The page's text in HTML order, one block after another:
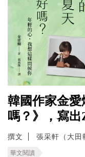
韓國作家金
嗎？》，寫
撰文 張采軒（大田
華文閱讀